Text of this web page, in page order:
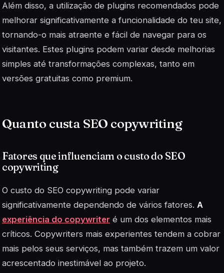
Além disso, a utilização de plugins recomendados pode
melhorar significativamente a funcionalidade do teu site,
tornando-o mais atraente e fácil de navegar para os
visitantes. Estes plugins podem variar desde melhorias
simples até transformações complexas, tanto em
versões gratuitas como premium.
Quanto custa SEO copywriting
Fatores que influenciam o custo do SEO
copywriting
O custo do SEO copywriting pode variar
significativamente dependendo de vários fatores. A
experiência do copywriter é um dos elementos mais
críticos. Copywriters mais experientes tendem a cobrar
mais pelos seus serviços, mas também trazem um valor
acrescentado inestimável ao projeto.